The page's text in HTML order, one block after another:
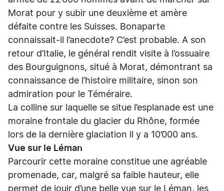
Morat pour y subir une deuxième et amère
défaite contre les Suisses. Bonaparte
connaissait-il l’anecdote? C’est probable. A son
retour d’Italie, le général rendit visite à l’ossuaire
des Bourguignons, situé à Morat, démontrant sa
connaissance de l’histoire militaire, sinon son
admiration pour le Téméraire.
La colline sur laquelle se situe l’esplanade est une
moraine frontale du glacier du Rhône, formée
lors de la dernière glaciation il y a 10’000 ans.
Vue sur le Léman
Parcourir cette moraine constitue une agréable
promenade, car, malgré sa faible hauteur, elle
permet de jouir d’une belle vue sur le Léman, les